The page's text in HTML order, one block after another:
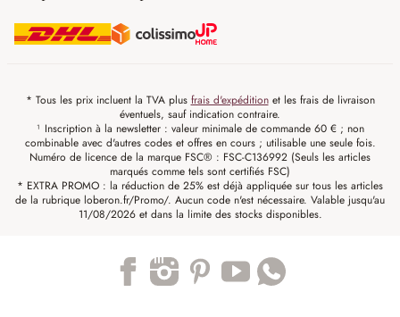
* Tous les prix incluent la TVA plus frais d'expéditionet les frais de livraison
éventuels, sauf indication contraire.
¹ Inscription à la newsletter : valeur minimale de commande 60 € ; non
combinable avec d'autres codes et offres en cours ; utilisable une seule fois.
Numéro de licence de la marque FSC® : FSC-C136992 (Seuls les articles
marqués comme tels sont certifiés FSC)
* EXTRA PROMO : la réduction de 25% est déjà appliquée sur tous les articles
de la rubrique loberon.fr/Promo/. Aucun code n'est nécessaire. Valable jusqu'au
11/08/2026 et dans la limite des stocks disponibles.